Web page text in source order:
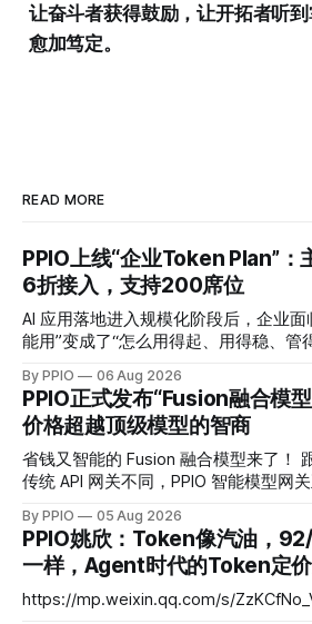
让奋斗者获得鼓励，让开拓者听
愈加笃定。
READ MORE
PPIO上线“企业Token Plan”：
6折接入，支持200席位
AI 应用落地进入规模化阶段后，企业面
能用”变成了“怎么用得起、用得稳、管得住”。 过去
的 AI 预算问题消失。主流可用的模型从
个，每家厂商定价体系不同，缓存机制
同。多模型混用的企业团队，往往需要
单，遇到某个模型价格调整或服务波动
而现在，PPIO 发布的企业 Token Plan
Token Plan 是一套标准化的预付费折扣
合 Token”：以 DeepSeek V4 Flash
（
By PPIO 06 Aug 2026
PPIO正式发布“Fusion融合模
价格超越顶级模型的智商
省钱又智能的 Fusion 融合模型来了！ 跟仅做简单请求转发的
传统 API 网关不同，PPIO 智能模型网
关会将复杂任务同时分发给多个各有所
答，再通过思考编排与交叉验证，由
案。 Fusion 模型以智能优先、兼顾性价比：通过工程化的融
合手段，把回答质量稳定在头部旗舰模
制在中低梯队。在 DRACO 深度研究基
By PPIO 05 Aug 2026
PPIO姚欣：Token像汽油，
一样，Agent时代的Token定
https://mp.weixin.qq.com/s/